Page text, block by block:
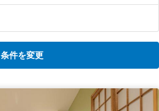
条件を変更